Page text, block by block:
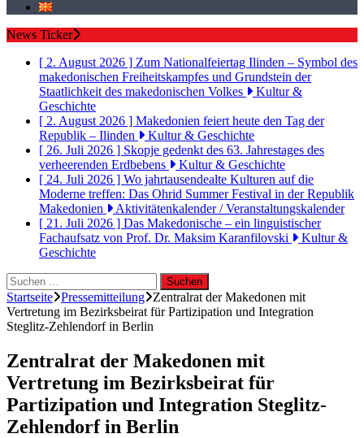
News Ticker
[ 2. August 2026 ] Zum Nationalfeiertag Ilinden – Symbol des
makedonischen Freiheitskampfes und Grundstein der
Staatlichkeit des makedonischen Volkes
Kultur &
Geschichte
[ 2. August 2026 ] Makedonien feiert heute den Tag der
Republik – Ilinden
Kultur & Geschichte
[ 26. Juli 2026 ] Skopje gedenkt des 63. Jahrestages des
verheerenden Erdbebens
Kultur & Geschichte
[ 24. Juli 2026 ] Wo jahrtausendealte Kulturen auf die
Moderne treffen: Das Ohrid Summer Festival in der Republik
Makedonien
Aktivitätenkalender / Veranstaltungskalender
[ 21. Juli 2026 ] Das Makedonische – ein linguistischer
Fachaufsatz von Prof. Dr. Maksim Karanfilovski
Kultur &
Geschichte
Suchen
nach:
Startseite Pressemitteilung
Zentralrat der Makedonen mit
Vertretung im Bezirksbeirat für Partizipation und Integration
Steglitz-Zehlendorf in Berlin
Zentralrat der Makedonen mit
Vertretung im Bezirksbeirat für
Partizipation und Integration Steglitz-
Zehlendorf in Berlin